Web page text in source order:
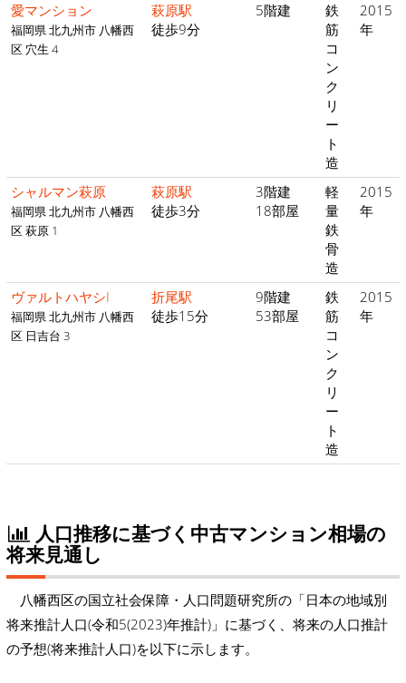
愛マンション
福岡県 北九州市 八幡西
区 穴生 4
萩原駅
徒歩9分
5階建
鉄
筋
コ
ン
ク
リ
ー
ト
造
2015
年
シャルマン萩原
福岡県 北九州市 八幡西
区 萩原 1
萩原駅
徒歩3分
3階建
18部屋
軽
量
鉄
骨
造
2015
年
ヴァルトハヤシI
福岡県 北九州市 八幡西
区 日吉台 3
折尾駅
徒歩15分
9階建
53部屋
鉄
筋
コ
ン
ク
リ
ー
ト
造
2015
年
人口推移に基づく中古マンション相場の
将来見通し
八幡西区の国立社会保障・人口問題研究所の「日本の地域別
将来推計人口(令和5(2023)年推計)」に基づく、将来の人口推計
の予想(将来推計人口)を以下に示します。